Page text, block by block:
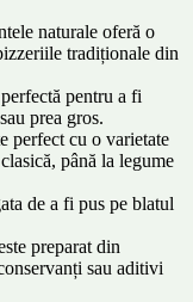
naturale oferă o
tradiționale din
pentru a fi
prea gros.
perfect cu o varietate
până la legume
de a fi pus pe blatul
preparat din
sau aditivi